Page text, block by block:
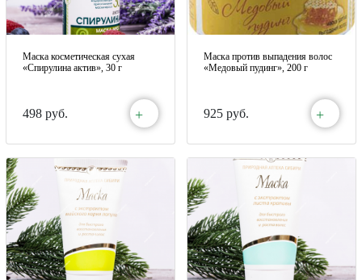
Маска косметическая сухая
«Спирулина актив», 30 г
498 руб. +
Маска против выпадения волос
«Медовый пудинг», 200 г
925 руб. +